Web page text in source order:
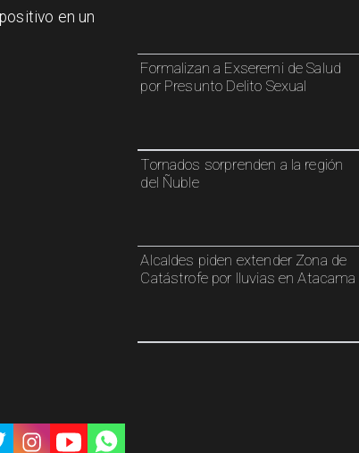
Formalizan a Exseremi de Salud
por Presunto Delito Sexual
Tornados sorprenden a la región
del Ñuble
Alcaldes piden extender Zona de
Catástrofe por lluvias en Atacama
en un